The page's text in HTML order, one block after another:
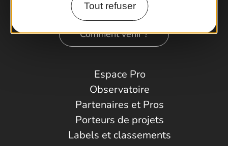
Tout refuser
Comment venir ?
Espace Pro
Observatoire
Partenaires et Pros
Porteurs de projets
Labels et classements